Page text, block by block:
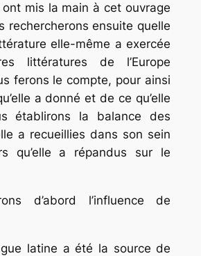
mis la main à cet ouvrage
rechercherons ensuite quelle
elle-même a exercée
littératures de l’Europe
ferons le compte, pour ainsi
a donné et de ce qu’elle
établirons la balance des
a recueillies dans son sein
qu’elle a répandus sur le
d’abord l’influence de
latine a été la source de